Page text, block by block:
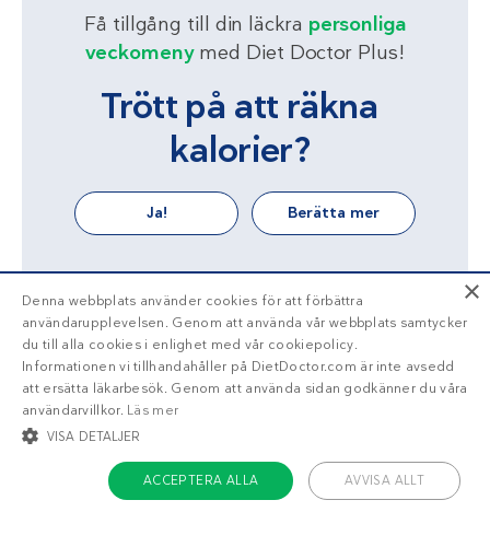
Få tillgång till din läckra personliga
veckomenymed Diet Doctor Plus!
Trött på att räkna
kalorier?
Ja! Berätta mer
×
Denna webbplats använder cookies för att förbättra
användarupplevelsen. Genom att använda vår webbplats samtycker
du till alla cookies i enlighet med vår cookiepolicy.
Informationen vi tillhandahåller på DietDoctor.com är inte avsedd
att ersätta läkarbesök. Genom att använda sidan godkänner du våra
användarvillkor. Läs mer
VISA DETALJER
ACCEPTERA ALLA AVVISA ALLT